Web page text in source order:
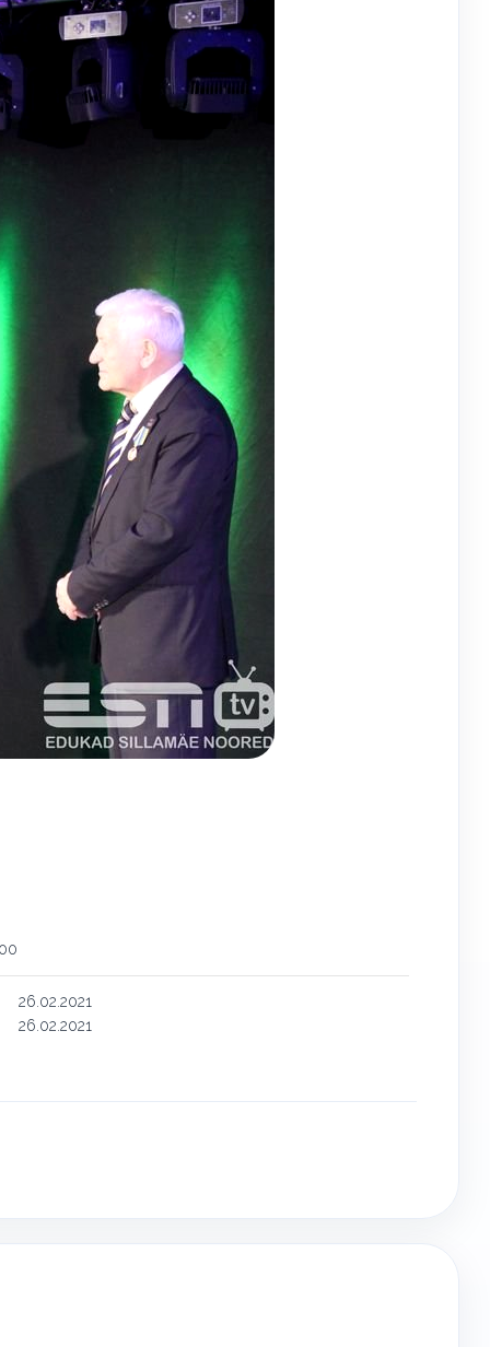
26.02.2021
26.02.2021